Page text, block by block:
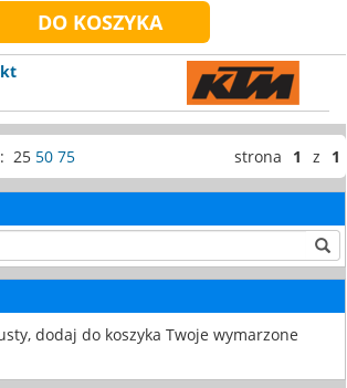
strona 1 z 1
25 50 75
dodaj do koszyka Twoje wymarzone